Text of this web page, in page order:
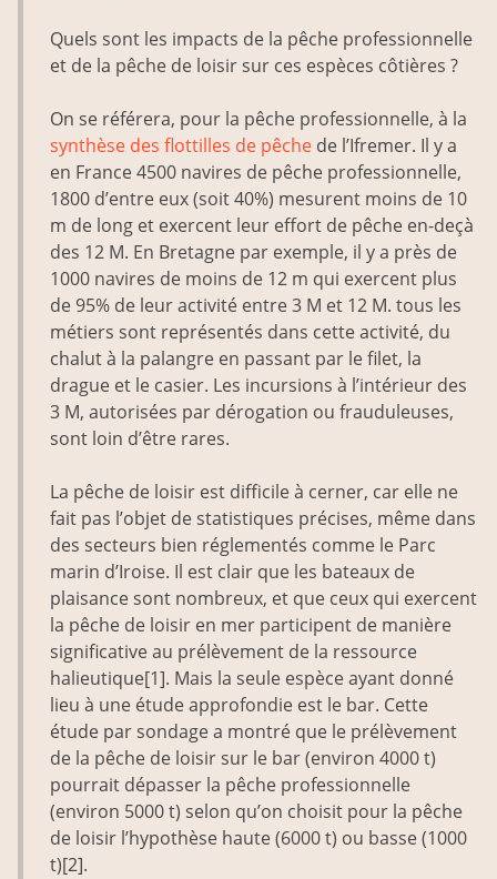
Quels sont les impacts de la pêche professionnelle
et de la pêche de loisir sur ces espèces côtières ?
On se référera, pour la pêche professionnelle, à la
synthèse des flottilles de pêche de l’Ifremer. Il y a
en France 4500 navires de pêche professionnelle,
1800 d’entre eux (soit 40%) mesurent moins de 10
m de long et exercent leur effort de pêche en­-deçà
des 12 M. En Bretagne par exemple, il y a près de
1000 navires de moins de 12 m qui exercent plus
de 95% de leur activité entre 3 M et 12 M. tous les
métiers sont représentés dans cette activité, du
chalut à la palangre en passant par le filet, la
drague et le casier. Les incursions à l’intérieur des
3 M, autorisées par dérogation ou frauduleuses,
sont loin d’être rares.
La pêche de loisir est difficile à cerner, car elle ne
fait pas l’objet de statistiques précises, même dans
des secteurs bien réglementés comme le Parc
marin d’Iroise. Il est clair que les bateaux de
plaisance sont nombreux, et que ceux qui exercent
la pêche de loisir en mer participent de manière
significative au prélèvement de la ressource
halieutique[1]. Mais la seule espèce ayant donné
lieu à une étude approfondie est le bar. Cette
étude par sondage a montré que le prélèvement
de la pêche de loisir sur le bar (environ 4000 t)
pourrait dépasser la pêche professionnelle
(environ 5000 t) selon qu’on choisit pour la pêche
de loisir l’hypothèse haute (6000 t) ou basse (1000
t)[2].